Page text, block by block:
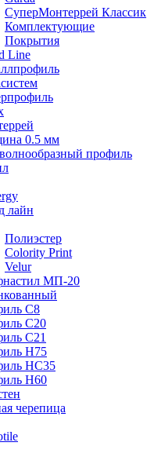
СуперМонтеррей Классик
Комплектующие
Покрытия
Line
0.5 мм
профиль
лайн
Полиэстер
Colority Print
Velur
МП-20
С8
С20
С21
Н75
НС35
Н60
черепица